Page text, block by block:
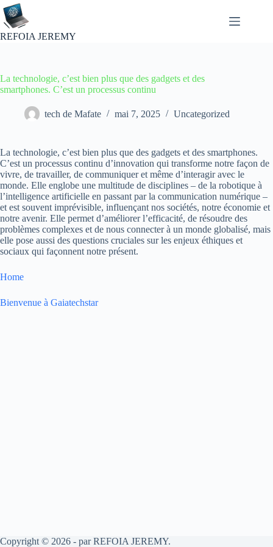
Passer
au
contenu
REFOIA JEREMY
La technologie, c’est bien plus que des gadgets et des
smartphones. C’est un processus continu
tech de Mafate mai 7, 2025 Uncategorized
La technologie, c’est bien plus que des gadgets et des smartphones.
C’est un processus continu d’innovation qui transforme notre façon de
vivre, de travailler, de communiquer et même d’interagir avec le
monde. Elle englobe une multitude de disciplines – de la robotique à
l’intelligence artificielle en passant par la communication numérique –
et est souvent imprévisible, influençant nos sociétés, notre économie et
notre avenir. Elle permet d’améliorer l’efficacité, de résoudre des
problèmes complexes et de nous connecter à un monde globalisé, mais
elle pose aussi des questions cruciales sur les enjeux éthiques et
sociaux qui façonnent notre présent.
Home
Bienvenue à Gaiatechstar
Copyright © 2026 - par REFOIA JEREMY.